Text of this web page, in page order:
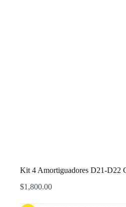
Kit 4 Amortiguadores D21-D22
$1,800.00